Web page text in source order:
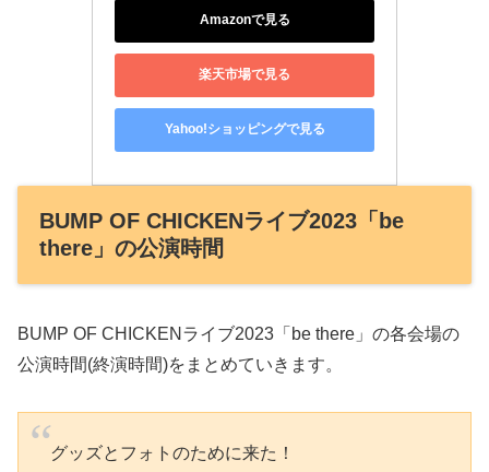
Amazonで見る
楽天市場で見る
Yahoo!ショッピングで見る
BUMP OF CHICKENライブ2023「be
there」の公演時間
BUMP OF CHICKENライブ2023「be there」の各会場の
公演時間(終演時間)をまとめていきます。
グッズとフォトのために来た！